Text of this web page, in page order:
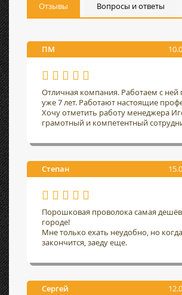
Отзывы Вопросы и ответы
ПМ
Отличная компания. Работаем с ней
уже 7 лет. Работают настоящие
Хочу отметить работу менеджера
грамотный и компетентный
Степан
Порошковая проволока самая
городе!
Мне только ехать неудобно, но когда
закончится, заеду еще.
Сергей